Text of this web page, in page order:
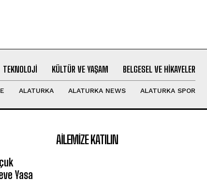
TEKNOLOJI KÜLTÜR VE YAŞAM BELGESEL VE HIKAYELER
ALATURKA ALATURKA NEWS ALATURKA SPOR
Yasa
AILEMIZE KATILIN